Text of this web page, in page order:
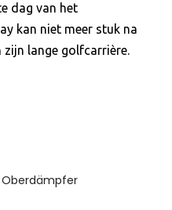
dag van het
kan niet meer stuk na
zijn lange golfcarrière.